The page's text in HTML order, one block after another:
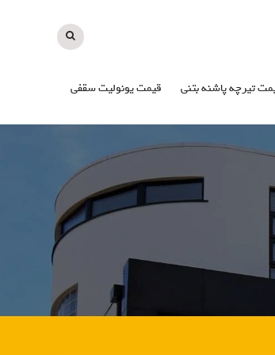
تیرچه پاشنه بتنی قیمت یونولیت سقفی